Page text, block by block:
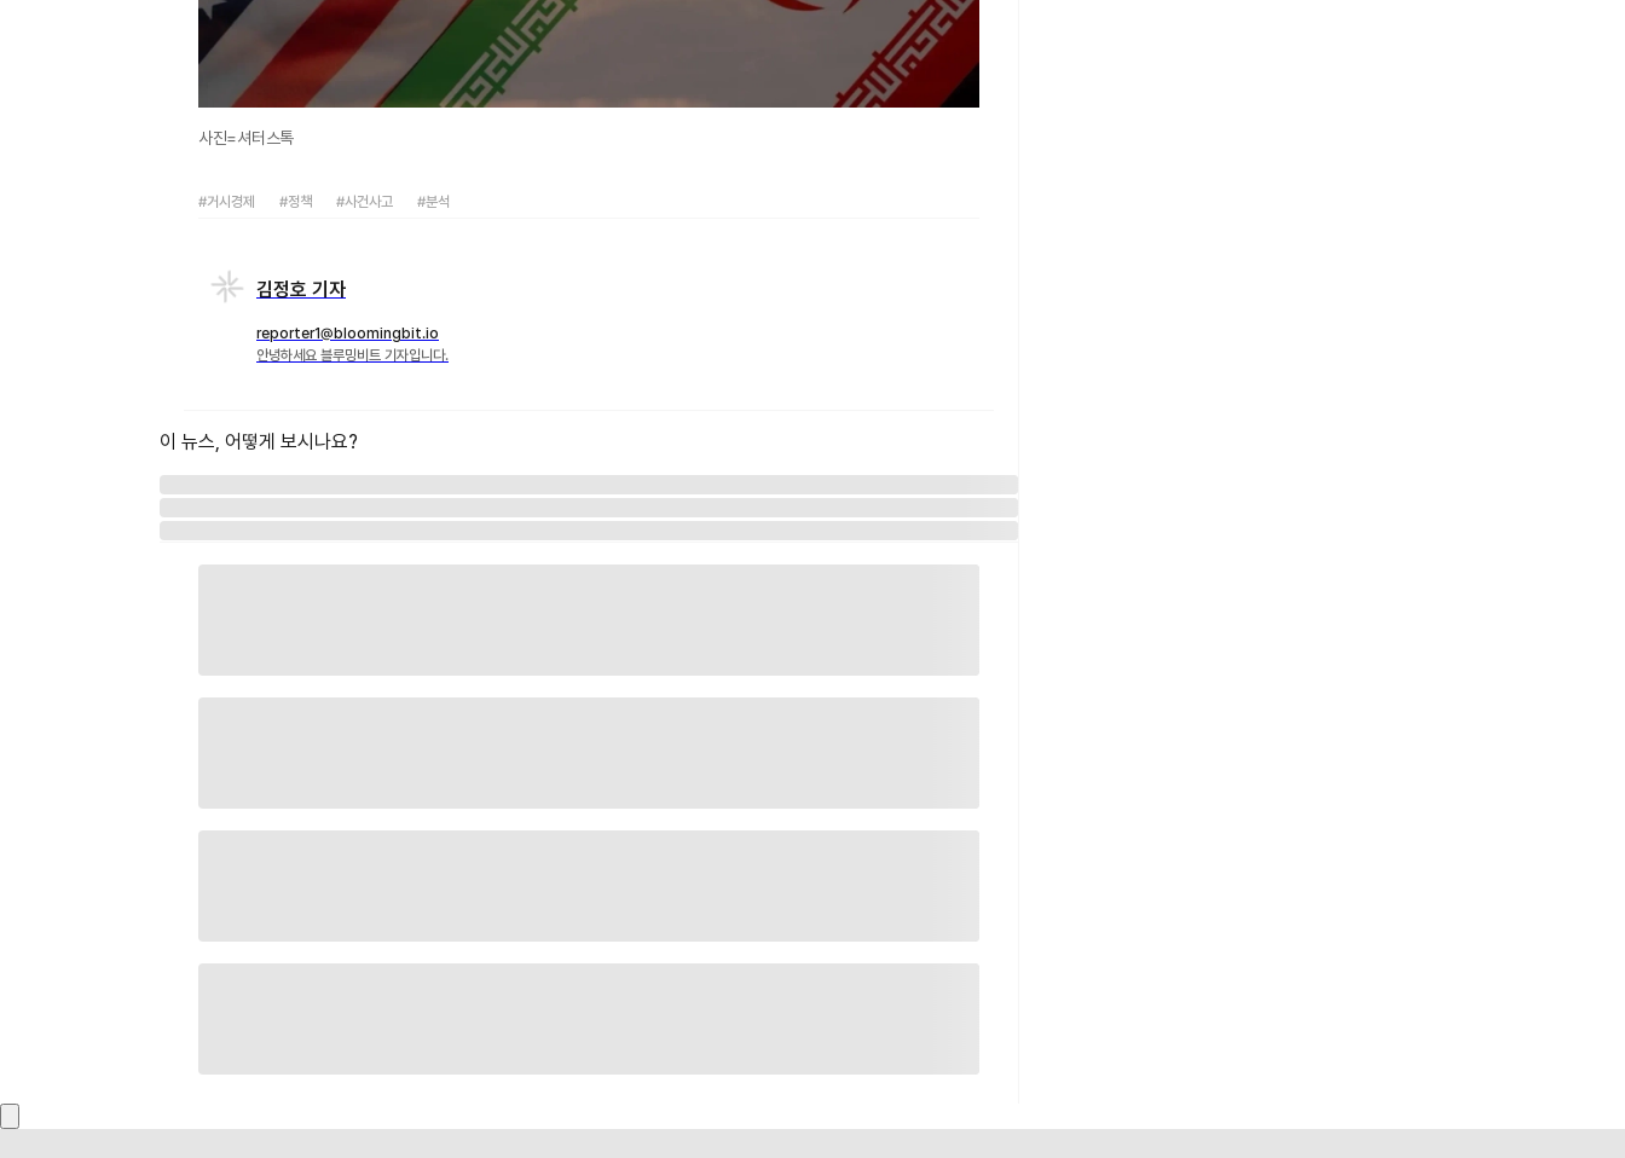
사진=셔터스톡
#거시경제 #정책 #사건사고 #분석
김정호 기자
reporter1@bloomingbit.io
안녕하세요 블루밍비트 기자입니다.
이 뉴스, 어떻게 보시나요?